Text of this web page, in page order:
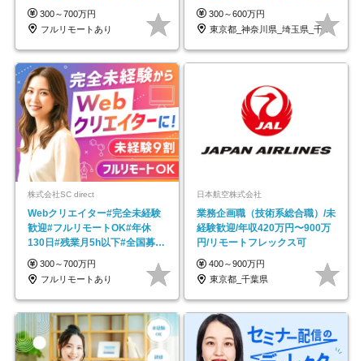
★年休最大130日★
300～700万円
フルリモートあり
ープの正社員/sg
300～600万円
東京都_神奈川県_埼玉県_千葉県_大阪府…
株式会社SC direct
Webクリエイター#完全未経験
歓迎#フルリモートOK#年休
130日#残業月5h以下#全国募集
#最大1年の研修
300～700万円
フルリモートあり
日本航空株式会社
業務企画職（技術系総合職）/未
経験歓迎/年収420万円〜900万
円/リモートフレックス可
400～900万円
東京都_千葉県